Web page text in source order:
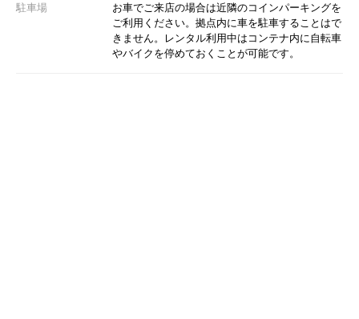
駐車場
お車でご来店の場合は近隣のコインパーキングを
ご利用ください。拠点内に車を駐車することはで
きません。レンタル利用中はコンテナ内に自転車
やバイクを停めておくことが可能です。